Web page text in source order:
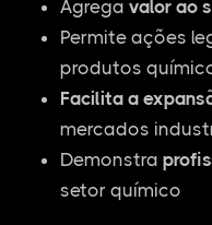
Agrega valor ao
Permite ações
produtos
Facilita a
mercados
Demonstra
setor químico